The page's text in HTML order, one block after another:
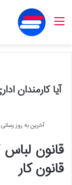
منو
آیا کارمندان
آخرین به روز رسانی: 10
قانون
قانون کار